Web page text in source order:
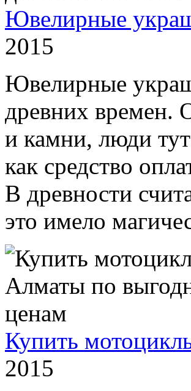
Ювелирные
2015
Ювелирные
древних времен.
и камни, люди тут
как средство
В древности
это имело
Купить
2015